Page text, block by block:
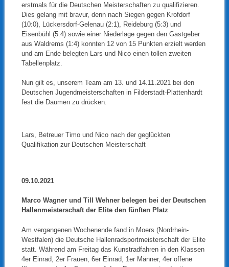
erstmals für die Deutschen Meisterschaften zu qualifizieren.
Dies gelang mit bravur, denn nach Siegen gegen Krofdorf
(10:0), Lückersdorf-Gelenau (2:1), Reideburg (5:3) und
Eisenbühl (5:4) sowie einer Niederlage gegen den Gastgeber
aus Waldrems (1:4) konnten 12 von 15 Punkten erzielt werden
und am Ende belegten Lars und Nico einen tollen zweiten
Tabellenplatz.
Nun gilt es, unserem Team am 13. und 14.11.2021 bei den
Deutschen Jugendmeisterschaften in Filderstadt-Plattenhardt
fest die Daumen zu drücken.
Lars, Betreuer Timo und Nico nach der geglückten
Qualifikation zur Deutschen Meisterschaft
09.10.2021
Marco Wagner und Till Wehner belegen bei der Deutschen
Hallenmeisterschaft der Elite den fünften Platz
Am vergangenen Wochenende fand in Moers (Nordrhein-
Westfalen) die Deutsche Hallenradsportmeisterschaft der Elite
statt. Während am Freitag das Kunstradfahren in den Klassen
4er Einrad, 2er Frauen, 6er Einrad, 1er Männer, 4er offene